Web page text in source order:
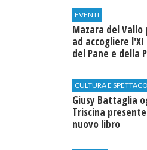
EVENTI
Mazara del
ad accogliere l'XI
del Pane e della
CULTURA E
Giusy Battaglia
Triscina
nuovo libro